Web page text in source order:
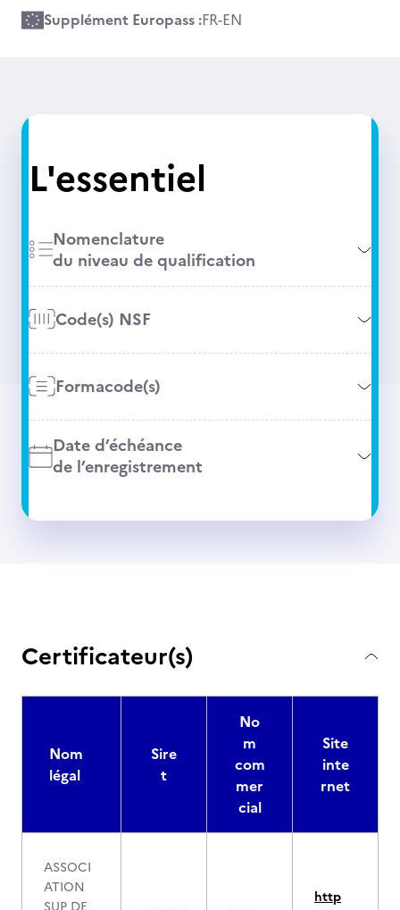
Supplément Europass :FR-EN
L'essentiel
Nomenclature
du niveau de qualification
Code(s) NSF
Formacode(s)
Date d’échéance
de l’enregistrement
Certificateur(s)
Nom
légal
Sire
t
No
m
com
mer
cial
Site
inte
rnet
ASSOCI
ATION
http